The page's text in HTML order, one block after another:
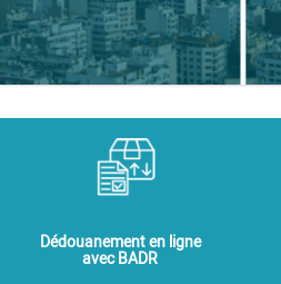
Dédouanement en ligne
avec BADR